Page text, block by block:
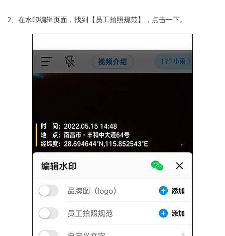
2、在水印编辑页面，找到【员工拍照规范】，点击一下。